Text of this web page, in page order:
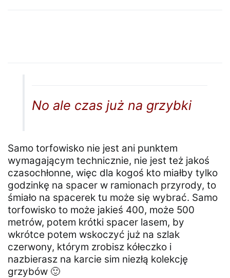
No ale czas już na grzybki
Samo torfowisko nie jest ani punktem
wymagającym technicznie, nie jest też jakoś
czasochłonne, więc dla kogoś kto miałby tylko
godzinkę na spacer w ramionach przyrody, to
śmiało na spacerek tu może się wybrać. Samo
torfowisko to może jakieś 400, może 500
metrów, potem krótki spacer lasem, by
wkrótce potem wskoczyć już na szlak
czerwony, którym zrobisz kółeczko i
nazbierasz na karcie sim niezłą kolekcję
grzybów 🙂